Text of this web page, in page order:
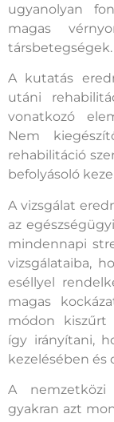
ugyanolyan
magas
társbetegségek.
A kutatás
utáni
vonatkozó
Nem
rehabilitáció
befolyásoló
A vizsgálat
az
mindennapi
vizsgálataiba,
eséllyel
magas
módon kiszűrt
így irányítani,
kezelésében és
A
gyakran azt